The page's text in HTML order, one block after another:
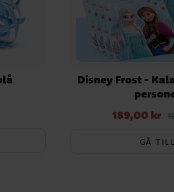
Disney Frost -
Nuvarande pris:
189,00 kr
GÅ TILL